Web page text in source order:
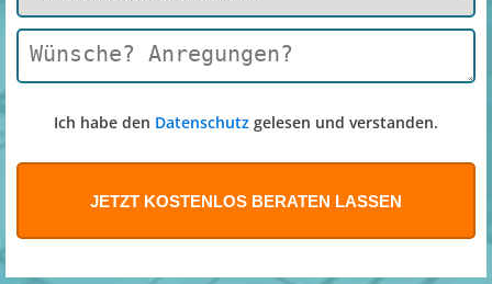
Ich habe den Datenschutz gelesen und verstanden.